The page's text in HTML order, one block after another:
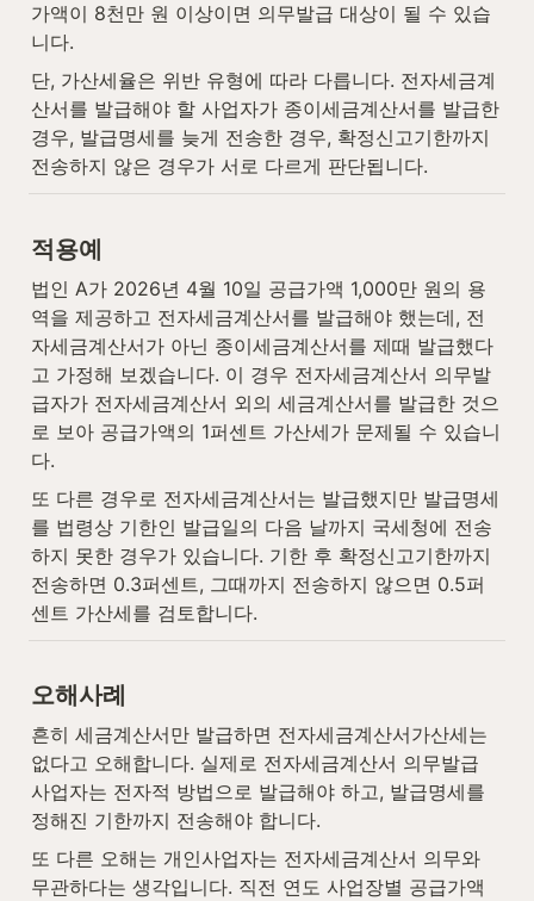
가액이 8천만 원 이상이면 의무발급 대상이 될 수 있습
니다.
단, 가산세율은 위반 유형에 따라 다릅니다. 전자세금계
산서를 발급해야 할 사업자가 종이세금계산서를 발급한
경우, 발급명세를 늦게 전송한 경우, 확정신고기한까지
전송하지 않은 경우가 서로 다르게 판단됩니다.
적용예
법인 A가 2026년 4월 10일 공급가액 1,000만 원의 용
역을 제공하고 전자세금계산서를 발급해야 했는데, 전
자세금계산서가 아닌 종이세금계산서를 제때 발급했다
고 가정해 보겠습니다. 이 경우 전자세금계산서 의무발
급자가 전자세금계산서 외의 세금계산서를 발급한 것으
로 보아 공급가액의 1퍼센트 가산세가 문제될 수 있습니
다.
또 다른 경우로 전자세금계산서는 발급했지만 발급명세
를 법령상 기한인 발급일의 다음 날까지 국세청에 전송
하지 못한 경우가 있습니다. 기한 후 확정신고기한까지
전송하면 0.3퍼센트, 그때까지 전송하지 않으면 0.5퍼
센트 가산세를 검토합니다.
오해사례
흔히 세금계산서만 발급하면 전자세금계산서가산세는
없다고 오해합니다. 실제로 전자세금계산서 의무발급
사업자는 전자적 방법으로 발급해야 하고, 발급명세를
정해진 기한까지 전송해야 합니다.
또 다른 오해는 개인사업자는 전자세금계산서 의무와
무관하다는 생각입니다. 직전 연도 사업장별 공급가액